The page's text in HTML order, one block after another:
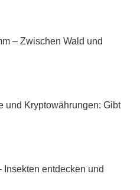
– Zwischen Wald und
und Kryptowährungen: Gibt
Insekten entdecken und